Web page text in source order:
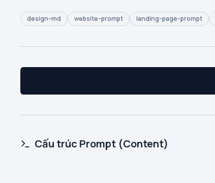
design-md website-prompt landing-page-prompt
Cấu trúc Prompt (Content)